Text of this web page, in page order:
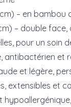
– en bambou
– double
pour un soin
antibactérien et
et légère,
extensibles et